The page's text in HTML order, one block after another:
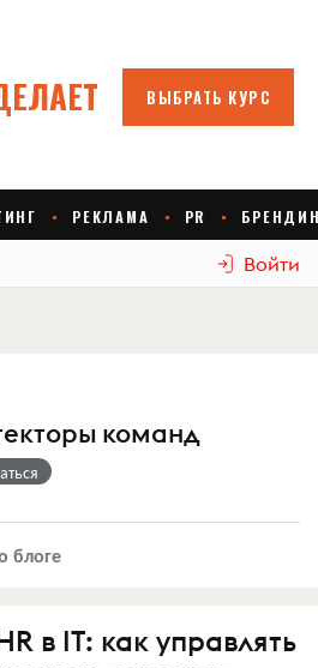
Войти
команд
блоге
в IT: как управлять